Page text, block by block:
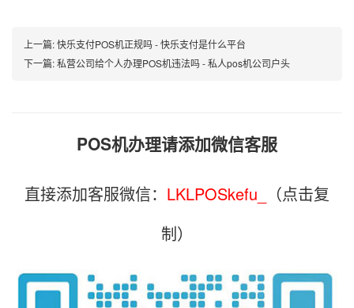
上一篇:快乐支付POS机正规吗 - 快乐支付是什么平台
下一篇:私营公司给个人办理POS机违法吗 - 私人pos机公司户头
POS机办理请添加微信客服
直接添加客服微信： LKLPOSkefu_
（点击复
制）